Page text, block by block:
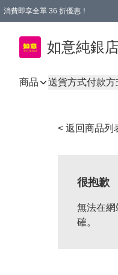
消費即享全單 36 折優惠！
如意純銀店
商品 送貨方式付款方
< 返回商品列
很抱歉
無法在網
確。